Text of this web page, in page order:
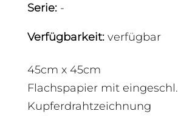
Serie: -
Verfügbarkeit: verfügbar
45cm x 45cm
Flachspapier mit eingeschl.
Kupferdrahtzeichnung